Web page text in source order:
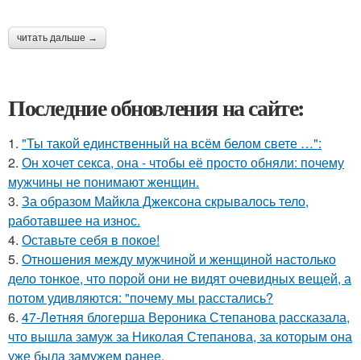
читать дальше →
Последние обновления на сайте:
1. "Ты такой единственный на всём белом свете …":
2. Он хочет секса, она - чтобы её просто обняли: почему
мужчины не понимают женщин.
3. За образом Майкла Джексона скрывалось тело,
работавшее на износ.
4. Оставьте себя в покое!
5. Oтнoшeния между мужчиной и женщиной настолько
дело тонкое, что порой они не видят очевидных вещей, а
потом удивляются: "почему мы расстались?
6. 47-Лeтняя блoгерша Вероника Степанова рассказала,
что вышла замуж за Николая Степанова, за которым она
уже была замужем ранее.